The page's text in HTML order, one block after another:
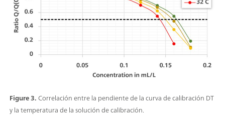
Figure 3.Correlación entre la pendiente de la curva de calibración DT
y la temperatura de la solución de calibración.